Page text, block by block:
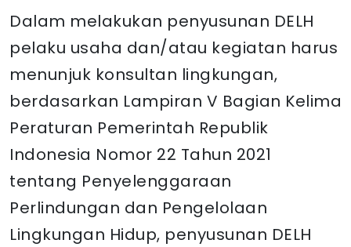
Dalam melakukan penyusunan DELH
pelaku usaha dan/atau kegiatan harus
menunjuk konsultan lingkungan,
berdasarkan Lampiran V Bagian Kelima
Peraturan Pemerintah Republik
Indonesia Nomor 22 Tahun 2021
tentang Penyelenggaraan
Perlindungan dan Pengelolaan
Lingkungan Hidup, penyusunan DELH